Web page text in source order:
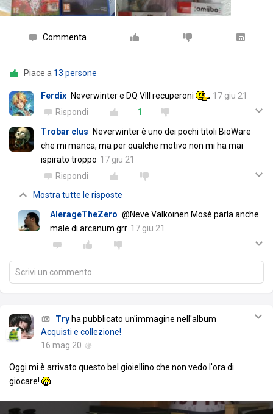
Commenta
Piace a 13 persone
Ferdix Neverwinter e DQ VIII recuperoni
17 giu 21
Rispondi
1
Trobar clus Neverwinter è uno dei pochi titoli BioWare
che mi manca, ma per qualche motivo non mi ha mai
ispirato troppo 17 giu 21
Rispondi
Mostra tutte le risposte
AlerageTheZero @Neve Valkoinen Mosè parla anche
male di arcanum grr 17 giu 21
Scrivi un commento
Tryha pubblicato un'immagine nell'album
Acquisti e collezione!
16 mag 20
Oggi mi è arrivato questo bel gioiellino che non vedo l'ora di
giocare!